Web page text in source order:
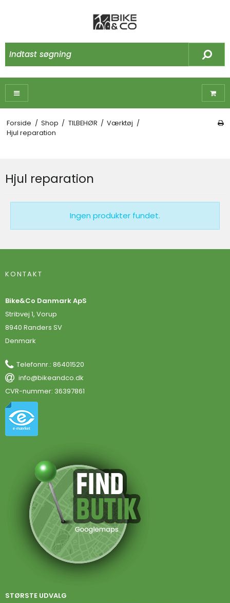
Forside / Shop / TILBEHØR / Værktøj /
Hjul reparation
Hjul reparation
Ingen produkter fundet.
KONTAKT
Bike&Co Danmark ApS
Stribvej 1, Vorup
8940 Randers SV
Denmark
Telefonnr.: 86401520
info@bikeandco.dk
CVR-nummer: 36397861
STØRSTE UDVALG